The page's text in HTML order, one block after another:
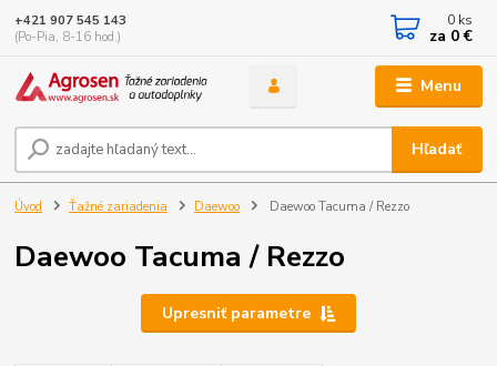
Menu
Hľadať
+421 907 545 143
(Po-Pia, 8-16 hod.)
0 ks
za 0 €
Úvod Ťažné zariadenia Daewoo Daewoo Tacuma / Rezzo
Daewoo Tacuma / Rezzo
Upresniť parametre